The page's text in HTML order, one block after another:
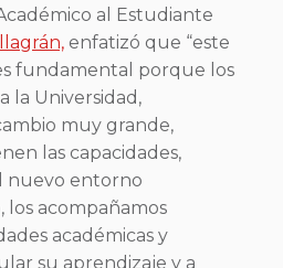
al Estudiante
enfatizó que “este
fundamental porque los
la Universidad,
muy grande,
las capacidades,
nuevo entorno
los acompañamos
académicas y
su aprendizaje y a